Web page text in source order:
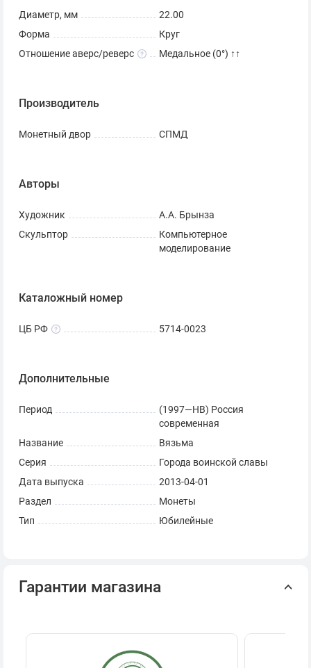
Диаметр, мм
22.00
Форма
Круг
Отношение аверс/реверс
Медальное (0°) ↑↑
Производитель
Монетный двор СПМД
Авторы
Художник
А.А. Брынза
Скульптор
Компьютерное
моделирование
Каталожный номер
ЦБ РФ 5714-0023
Дополнительные
Период
(1997—НВ) Россия
современная
Название
Вязьма
Серия
Города воинской славы
Дата выпуска
2013-04-01
Раздел
Монеты
Тип
Юбилейные
Гарантии магазина